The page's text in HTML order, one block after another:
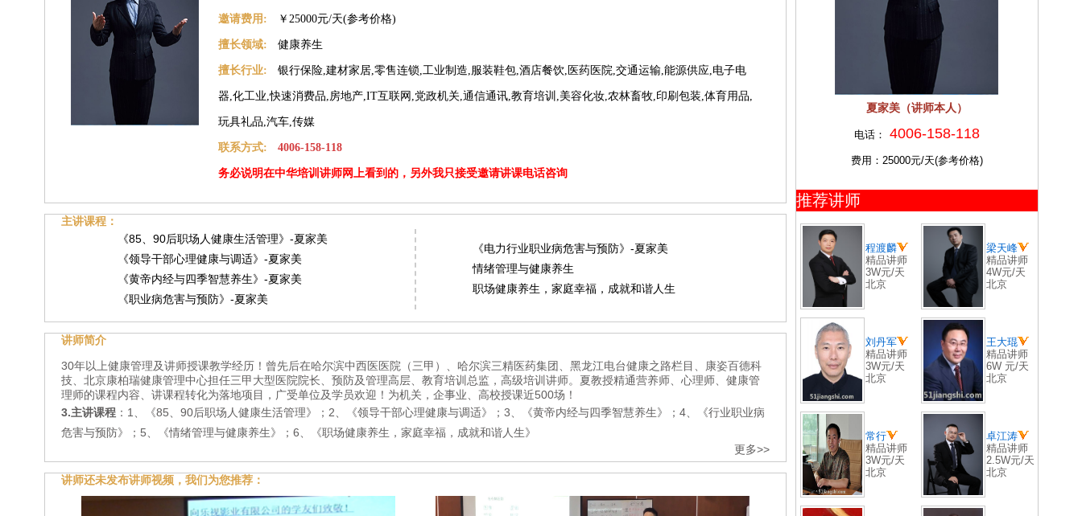
邀请费用: ￥25000元/天(参考价格)
擅长领域: 健康养生
擅长行业: 银行保险,建材家居,零售连锁,工业制造,服装鞋包,酒店餐饮,医药医院,交通运输,能源供应,电子电
器,化工业,快速消费品,房地产,IT互联网,党政机关,通信通讯,教育培训,美容化妆,农林畜牧,印刷包装,体育用品,
玩具礼品,汽车,传媒
联系方式: 4006-158-118
务必说明在中华培训讲师网上看到的，另外我只接受邀请讲课电话咨询
主讲课程：
《85、90后职场人健康生活管理》-夏家美
《领导干部心理健康与调适》-夏家美
《黄帝内经与四季智慧养生》-夏家美
《职业病危害与预防》-夏家美
《电力行业职业病危害与预防》-夏家美
情绪管理与健康养生
职场健康养生，家庭幸福，成就和谐人生
讲师简介
30年以上健康管理及讲师授课教学经历！曾先后在哈尔滨中西医医院（三甲）、哈尔滨三精医药集团、黑龙江电台健康之路栏目、康姿百德科
技、北京康柏瑞健康管理中心担任三甲大型医院院长、预防及管理高层、教育培训总监，高级培训讲师。夏教授精通营养师、心理师、健康管
理师的课程内容、讲课程转化为落地项目，广受单位及学员欢迎！ 为机关，企事业、高校授课近500场！
3.主讲课程： 1、《85、90后职场人健康生活管理》；2、《领导干部心理健康与调适》；3、《黄帝内经与四季智慧养生》；4、《行业职业病
危害与预防》；5、《情绪管理与健康养生》；6、《职场健康养生，家庭幸福，成就和谐人生》
更多>>
讲师还未发布讲师视频，我们为您推荐：
夏家美（讲师本人）
电话： 4006-158-118
费用：25000元/天(参考价格)
推荐讲师
程渡麟
精品讲师
3W元/天
北京
梁天峰
精品讲师
4W元/天
北京
刘丹军
精品讲师
3W元/天
北京
王大琨
精品讲师
6W 元/天
北京
常行
精品讲师
3W元/天
北京
卓江涛
精品讲师
2.5W元/天
北京